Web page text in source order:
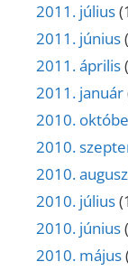
2011. július
2011. június
2011. április
2011. január
2010.
2010.
2010.
2010. július
2010. június
2010. május